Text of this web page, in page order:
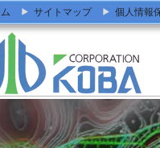
サイトマップ 個人情報